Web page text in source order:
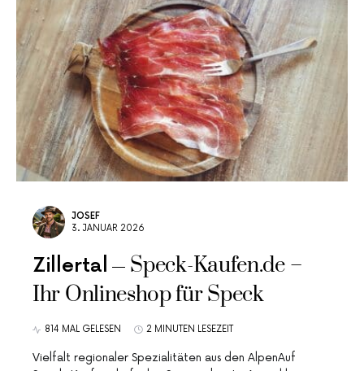
JOSEF
3. JANUAR 2026
Zillertal
Speck-Kaufen.de –
Ihr Onlineshop für Speck
814 MAL GELESEN 2 MINUTEN LESEZEIT
Vielfalt regionaler Spezialitäten aus den AlpenAuf